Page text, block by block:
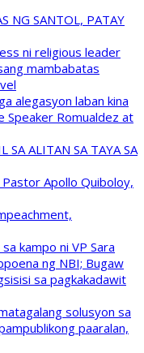
NG SANTOL, PATAY
ni religious leader
mambabatas
alegasyon laban kina
Speaker Romualdez at
SA ALITAN SA TAYA SA
Apollo Quiboloy,
kampo ni VP Sara
ng NBI; Bugaw
sa pagkakadawit
solusyon sa
paaralan,